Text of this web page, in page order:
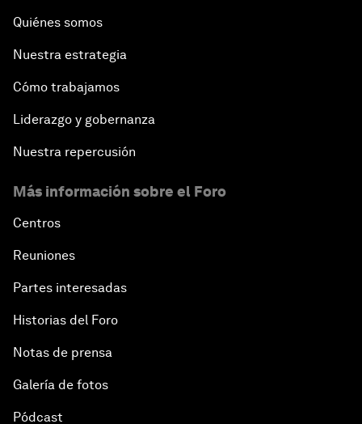
Quiénes somos
Nuestra estrategia
Cómo trabajamos
Liderazgo y gobernanza
Nuestra repercusión
Más información sobre el Foro
Centros
Reuniones
Partes interesadas
Historias del Foro
Notas de prensa
Galería de fotos
Pódcast